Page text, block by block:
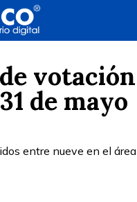
votación
de mayo
entre nueve en el área